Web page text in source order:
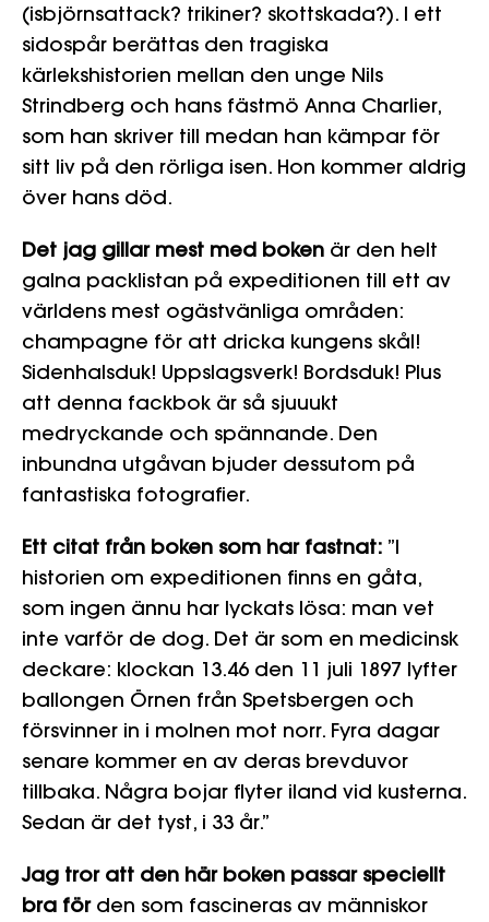
(isbjörnsattack? trikiner? skottskada?). I ett
sidospår berättas den tragiska
kärlekshistorien mellan den unge Nils
Strindberg och hans fästmö Anna Charlier,
som han skriver till medan han kämpar för
sitt liv på den rörliga isen. Hon kommer aldrig
över hans död.
Det jag gillar mest med boken är den helt
galna packlistan på expeditionen till ett av
världens mest ogästvänliga områden:
champagne för att dricka kungens skål!
Sidenhalsduk! Uppslagsverk! Bordsduk! Plus
att denna fackbok är så sjuuukt
medryckande och spännande. Den
inbundna utgåvan bjuder dessutom på
fantastiska fotografier.
Ett citat från boken som har fastnat: ”I
historien om expeditionen finns en gåta,
som ingen ännu har lyckats lösa: man vet
inte varför de dog. Det är som en medicinsk
deckare: klockan 13.46 den 11 juli 1897 lyfter
ballongen Örnen från Spetsbergen och
försvinner in i molnen mot norr. Fyra dagar
senare kommer en av deras brevduvor
tillbaka. Några bojar flyter iland vid kusterna.
Sedan är det tyst, i 33 år.”
Jag tror att den här boken passar speciellt
bra för den som fascineras av människor